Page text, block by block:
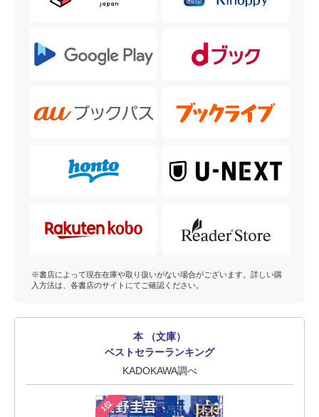
※書店によって現在在庫や取り扱いがない場合がございます。詳しい購
入方法は、各書店のサイトにてご確認ください。
本 （文庫）
ベストセラーランキング
KADOKAWA調べ
1位